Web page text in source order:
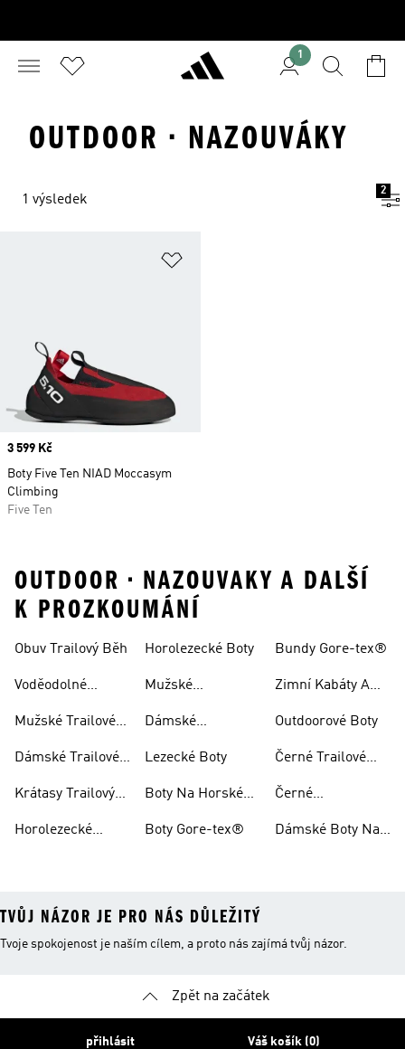
1
OUTDOOR · NAZOUVÁKY
1 výsledek
2
Price
3 599 Kč
Boty Five Ten NIAD Moccasym
Climbing
Five Ten
OUTDOOR • NAZOUVAKY A DALŠÍ
K PROZKOUMÁNÍ
Obuv Trailový Běh
Voděodolné
Boty
Mužské Trailové
Dámské Trailové
Krátasy Trailový
Horolezecké
Horolezecké Boty
Mužské
Dámské
Lezecké Boty
Boty Na Horské
Boty Gore-tex®
Bundy Gore-tex®
Zimní Kabáty A
Outdoorové Boty
Černé Trailové
Černé
Dámské Boty Na
TVŮJ NÁZOR JE PRO NÁS DŮLEŽITÝ
Tvoje spokojenost je naším cílem, a proto nás zajímá tvůj názor.
Zpět na začátek
přihlásit Váš košík (0)